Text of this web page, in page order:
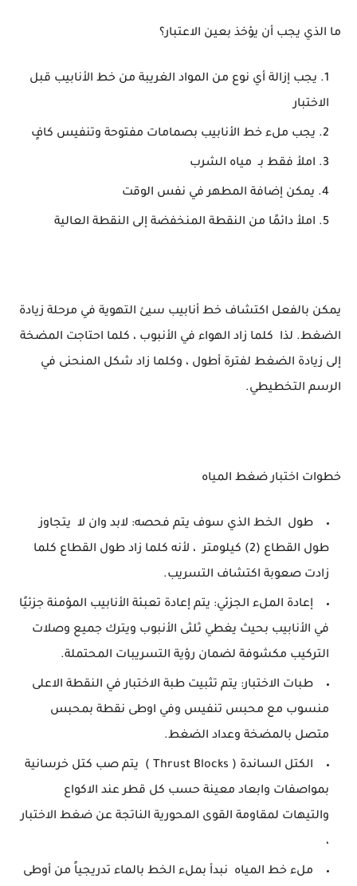
ما الذي يجب أن يؤخذ بعين الاعتبار؟
يجب إزالة أي نوع من المواد الغريبة من خط الأنابيب قبل
الاختبار
يجب ملء خط الأنابيب بصمامات مفتوحة وتنفيس كافٍ
املأ فقط بـ مياه الشرب
يمكن إضافة المطهر في نفس الوقت
املأ دائمًا من النقطة المنخفضة إلى النقطة العالية
يمكن بالفعل اكتشاف خط أنابيب سيئ التهوية في مرحلة زيادة
الضغط. لذا كلما زاد الهواء في الأنبوب ، كلما احتاجت المضخة
إلى زيادة الضغط لفترة أطول ، وكلما زاد شكل المنحنى في
الرسم التخطيطي.
خطوات اختبار ضغط المياه
طول الخط الذي سوف يتم فحصه: لابد وان لا يتجاوز
طول القطاع (2) كيلومتر ، لأنه كلما زاد طول القطاع كلما
زادت صعوبة اكتشاف التسريب.
إعادة الملء الجزئي: يتم إعادة تعبئة الأنابيب المؤمنة جزئيًا
في الأنابيب بحيث يغطي ثلثى الأنبوب ويترك جميع وصلات
التركيب مكشوفة لضمان رؤية التسريبات المحتملة.
طبات الاختبار: يتم تثبيت طبة الاختبار في النقطة الاعلى
منسوب مع محبس تنفيس وفي اوطى نقطة بمحبس
متصل بالمضخة وعداد الضغط.
الكتل الساندة ( Thrust Blocks ) يتم صب كتل خرسانية
بمواصفات وابعاد معينة حسب كل قطر عند الاكواع
والتيهات لمقاومة القوى المحورية الناتجة عن ضغط الاختبار
،
ملء خط المياه نبدأ بملء الخط بالماء تدريجياً من أوطى